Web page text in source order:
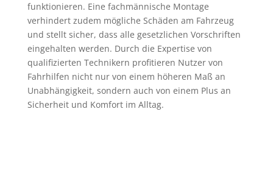
funktionieren. Eine fachmännische Montage
verhindert zudem mögliche Schäden am Fahrzeug
und stellt sicher, dass alle gesetzlichen Vorschriften
eingehalten werden. Durch die Expertise von
qualifizierten Technikern profitieren Nutzer von
Fahrhilfen nicht nur von einem höheren Maß an
Unabhängigkeit, sondern auch von einem Plus an
Sicherheit und Komfort im Alltag.